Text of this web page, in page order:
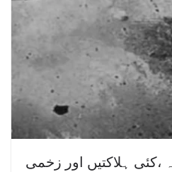
،کئی ہلاکتیں اور زخمی